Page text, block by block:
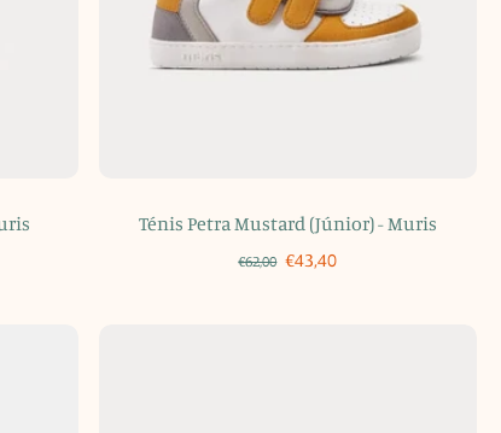
Ténis Petra Mustard (Júnior) - Muris
€62,00 €43,40